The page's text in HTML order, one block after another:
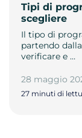
Tipi di
scegliere
Il tipo di
partendo
verificare e …
28 maggio
27 minuti di